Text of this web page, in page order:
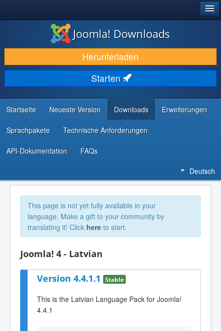
DOWNLOAD & ERWEITERN
ENTDECKEN & LERNEN
COMMUNITY & SUPPORT
RESSOURCEN FÜR ENTWICKLER
Joomla! Downloads
Herunterladen
Starten
Startseite Neueste Version Downloads Erweiterungen
Sprachpakete Technische Anforderungen
API-Dokumentation FAQs
Deutsch
This page is not yet fully available in your
language. Make a gift to your community by
translating it! Click here to start.
Joomla! 4 - Latvian
Version 4.4.1.1 Stable
This is the Latvian Language Pack for Joomla!
4.4.1